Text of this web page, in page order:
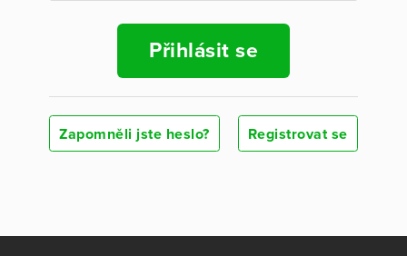
Přihlásit se
Zapomněli jste heslo? Registrovat se